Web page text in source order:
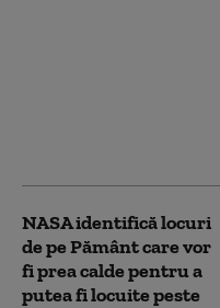
NASA identifică locuri
de pe Pământ care vor
fi prea calde pentru a
putea fi locuite peste